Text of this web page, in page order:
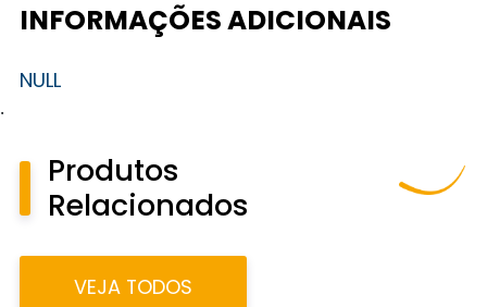
INFORMAÇÕES ADICIONAIS
NULL
.
Produtos
Relacionados
VEJA TODOS